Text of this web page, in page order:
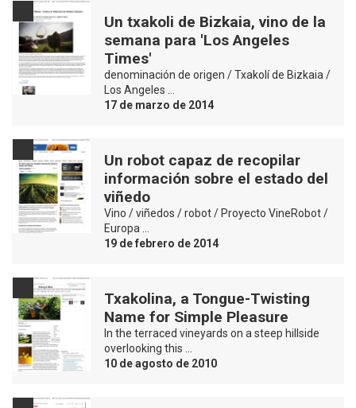
Un txakoli de Bizkaia, vino de la
semana para 'Los Angeles
Times'
denominación de origen / Txakolí de Bizkaia /
Los Angeles …
17 de marzo de 2014
Un robot capaz de recopilar
información sobre el estado del
viñedo
Vino / viñedos / robot / Proyecto VineRobot /
Europa …
19 de febrero de 2014
Txakolina, a Tongue-Twisting
Name for Simple Pleasure
In the terraced vineyards on a steep hillside
overlooking this …
10 de agosto de 2010